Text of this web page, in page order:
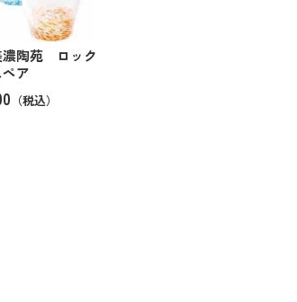
濃陶苑 ロック
ア
（税込）